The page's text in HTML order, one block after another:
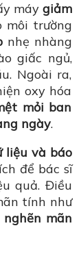
máy giảm
môi trường
nhẹ nhàng
giấc ngủ,
Ngoài ra,
oxy hóa
mỏi ban
ngày.
liệu và báo
để bác sĩ
quả. Điều
tính như
mãn